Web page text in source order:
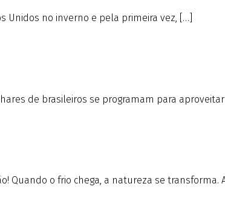
Unidos no inverno e pela primeira vez, […]
de brasileiros se programam para aproveitar
Quando o frio chega, a natureza se transforma.